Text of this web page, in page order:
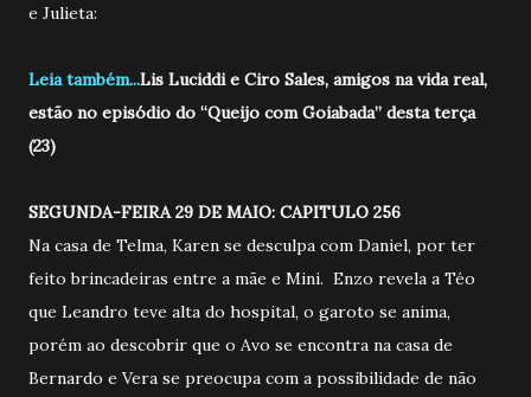
e Julieta:
Leia também...Lis Luciddi e Ciro Sales, amigos na vida real,
estão no episódio do “Queijo com Goiabada” desta terça
(23)
SEGUNDA-FEIRA 29 DE MAIO: CAPITULO 256
Na casa de Telma, Karen se desculpa com Daniel, por ter
feito brincadeiras entre a mãe e Mini. Enzo revela a Téo
que Leandro teve alta do hospital, o garoto se anima,
porém ao descobrir que o Avo se encontra na casa de
Bernardo e Vera se preocupa com a possibilidade de não